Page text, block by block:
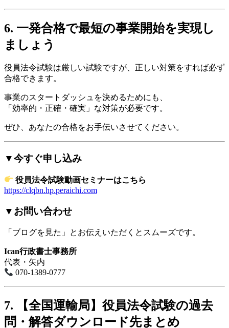
6. 一発合格で最短の事業開始を実現し
ましょう
役員法令試験は厳しい試験ですが、正しい対策をすれば必ず
合格できます。
事業のスタートダッシュを決めるためにも、
「効率的・正確・確実」な対策が必要です。
ぜひ、あなたの合格をお手伝いさせてください。
▼今すぐ申し込み
役員法令試験動画セミナーはこちら
https://clqbn.hp.peraichi.com
▼お問い合わせ
「ブログを見た」とお伝えいただくとスムーズです。
Ican行政書士事務所
代表・矢内
070-1389-0777
7. 【全国運輸局】役員法令試験の過去
問・解答ダウンロード先まとめ